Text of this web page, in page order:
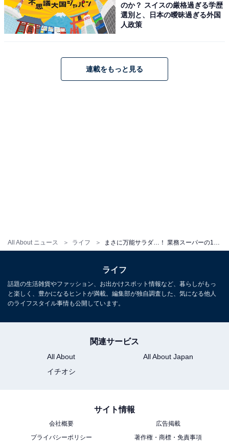
All About ニュース ライフ
キャベツを加えてホットサンド
食パンを使ってホットサンドを作ってみました。キャベ
ツなどの野菜をサンドするとシャキシャキした食感も楽
しめます。
のか？ スイスの厳格過ぎる学歴
選別と、日本の曖昧過ぎる外国
人政策
連載をもっと見る
ライフ
話題の生活雑貨やファッション、お出かけスポット情報など、暮らしがもっ
と楽しく、豊かになるヒントが満載。編集部が独自調査した、気になる他人
のライフスタイル事情も公開しています。
関連サービス
All About
All About Japan
イチオシ
サイト情報
会社概要
広告掲載
プライバシーポリシー
著作権・商標・免責事項